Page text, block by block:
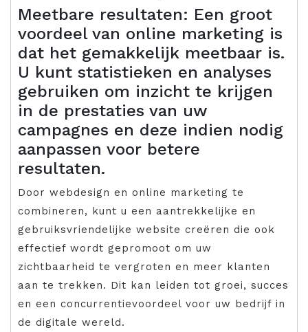
Meetbare resultaten: Een groot
voordeel van online marketing is
dat het gemakkelijk meetbaar is.
U kunt statistieken en analyses
gebruiken om inzicht te krijgen
in de prestaties van uw
campagnes en deze indien nodig
aanpassen voor betere
resultaten.
Door webdesign en online marketing te
combineren, kunt u een aantrekkelijke en
gebruiksvriendelijke website creëren die ook
effectief wordt gepromoot om uw
zichtbaarheid te vergroten en meer klanten
aan te trekken. Dit kan leiden tot groei, succes
en een concurrentievoordeel voor uw bedrijf in
de digitale wereld.